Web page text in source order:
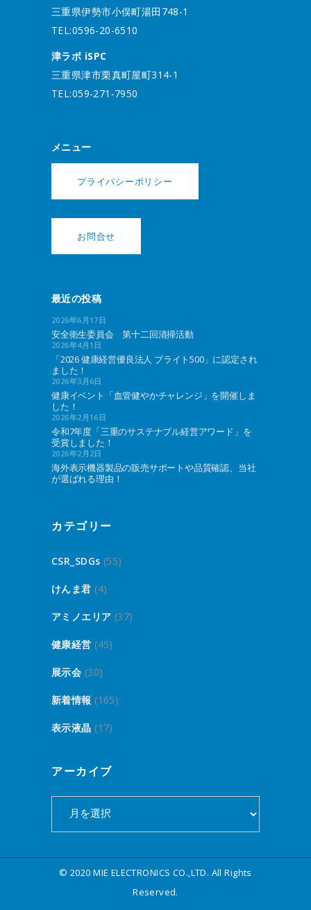
三重県伊勢市小俣町湯田748-1
TEL:0596-20-6510
津ラボ iSPC
三重県津市栗真町屋町314-1
TEL:059-271-7950
メニュー
プライバシーポリシー
お問合せ
最近の投稿
2026年6月17日
安全衛生委員会 第十二回清掃活動
2026年4月1日
「2026 健康経営優良法人 ブライト500」に認定され
ました！
2026年3月6日
健康イベント「血管健やかチャレンジ」を開催しま
した！
2026年2月16日
令和7年度「三重のサステナブル経営アワード」を
受賞しました！
2026年2月2日
海外表示機器製品の販売サポートや品質確認、当社
が選ばれる理由！
カテゴリー
CSR_SDGs (55)
けんま君 (4)
アミノエリア (37)
健康経営 (45)
展示会 (30)
新着情報 (165)
表示液晶 (17)
アーカイブ
イ
ブ© 2020 MIE ELECTRONICS CO.,LTD. All Rights
Reserved.